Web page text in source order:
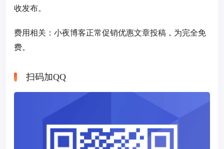
收发布。
费用相关：小夜博客正常促销优惠文章投稿，为完全免
费。
扫码加QQ